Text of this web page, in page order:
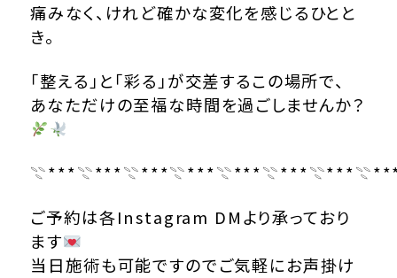
痛みなく、けれど確かな変化を感じるひとと
き。
「整える」と「彩る」が交差するこの場所で、
あなただけの至福な時間を過ごしませんか？
ご予約は各Instagram DMより承っており
ます
当日施術も可能ですのでご気軽にお声掛け